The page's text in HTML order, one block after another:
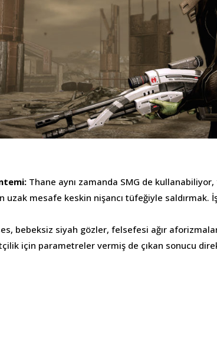
Thane aynı zamanda SMG de
mesafe keskin nişancı tüfeğiyle saldırmak.
ses, bebeksiz siyah gözler, felsefesi ağır
için parametreler vermiş de çıkan sonucu